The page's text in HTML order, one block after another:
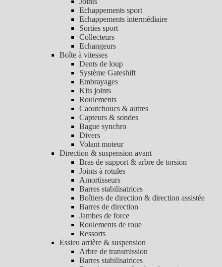
Echappements sport
Echappements intermédiaire
Sorties sport
Collecteurs
Echangeurs
Boîte à vitesses
Dents de loup
Système Gateshift
Embrayages
Kits joints
Roulements
Caoutchoucs & autres
Capteurs & sondes
Bague synchro
Divers
Volant moteur
Direction & suspension avant
Bras de support & arbre de torsion
Joints à rotules
Amortisseurs
Barres stabilisatrices
Boîtiers de direction & direction assistée
Barres de direction
Jambes de force
Roulements de roue
Ressorts
Essieu arrière & suspension
Arbre de transmission
Barres stabilisatrices